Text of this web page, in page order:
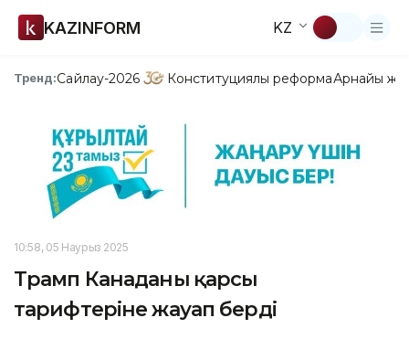
KAZINFORM KZ
Тренд:Сайлау-2026 Конституциялық реформаАрнайы
10:58, 05 Наурыз 2025
Трамп Канаданың қарсы
тарифтеріне жауап берді